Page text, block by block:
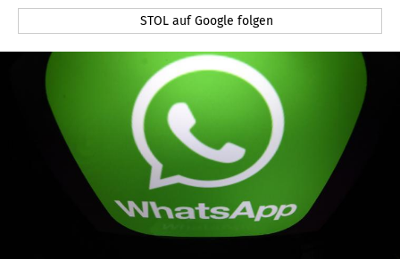
STOL auf Google folgen